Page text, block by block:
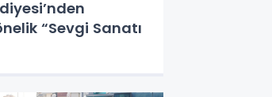
“Sevgi Sanatı